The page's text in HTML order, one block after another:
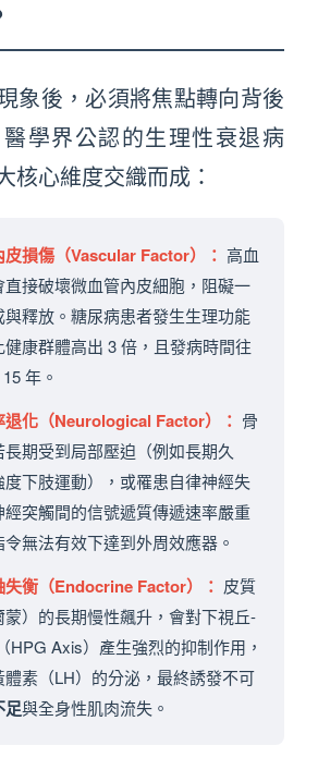
象後，必須將焦點轉向背後
學界公認的生理性衰退病
核心維度交織而成：
損傷（Vascular Factor）： 高血
接破壞微血管內皮細胞，阻礙一
釋放。糖尿病患者發生生理功能
康群體高出 3 倍，且發病時間往
年。
退化（Neurological Factor）： 骨
期受到局部壓迫（例如長期久
下肢運動），或罹患自律神經失
突觸間的信號遞質傳遞速率嚴重
無法有效下達到外周效應器。
衡（Endocrine Factor）： 皮質
）的長期慢性飆升，會對下視丘-
HPG Axis）產生強烈的抑制作用，
體素（LH）的分泌，最終誘發不可
足與全身性肌肉流失。